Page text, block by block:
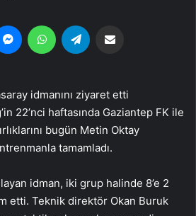
MessengerWhatsApp
22’nci haftasında Gaziantep FK ile
bugün Metin Oktay
tamamladı.
idman, iki grup halinde 8’e 2
etti. Teknik direktör Okan Buruk